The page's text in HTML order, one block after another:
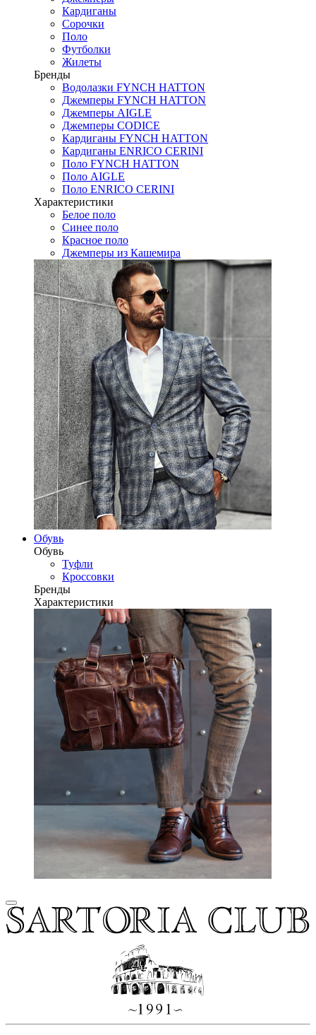
Кардиганы
Сорочки
Поло
Футболки
Жилеты
Бренды
Водолазки FYNCH HATTON
Джемперы FYNCH HATTON
Джемперы AIGLE
Джемперы CODICE
Кардиганы FYNCH HATTON
Кардиганы ENRICO CERINI
Поло FYNCH HATTON
Поло AIGLE
Поло ENRICO CERINI
Характеристики
Белое поло
Синее поло
Красное поло
Джемперы из Кашемира
Обувь
Обувь
Туфли
Кроссовки
Бренды
Характеристики